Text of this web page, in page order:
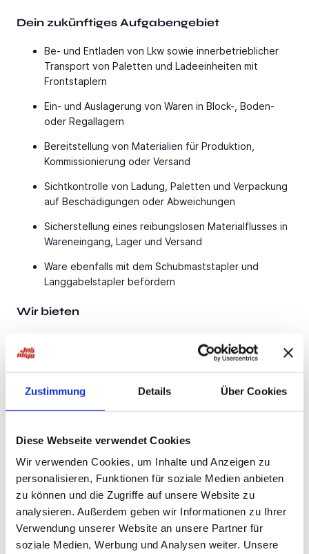
Zustimmung Details Über Cookies
Diese Webseite verwendet Cookies
Wir verwenden Cookies, um Inhalte und Anzeigen zu
personalisieren, Funktionen für soziale Medien anbieten
zu können und die Zugriffe auf unsere Website zu
analysieren. Außerdem geben wir Informationen zu Ihrer
Verwendung unserer Website an unsere Partner für
soziale Medien, Werbung und Analysen weiter. Unsere
Dein zukünftiges Aufgabengebiet
Be- und Entladen von Lkw sowie innerbetrieblicher
Transport von Paletten und Ladeeinheiten mit
Frontstaplern
Ein- und Auslagerung von Waren in Block-, Boden-
oder Regallagern
Bereitstellung von Materialien für Produktion,
Kommissionierung oder Versand
Sichtkontrolle von Ladung, Paletten und Verpackung
auf Beschädigungen oder Abweichungen
Sicherstellung eines reibungslosen Materialflusses in
Wareneingang, Lager und Versand
Ware ebenfalls mit dem Schubmaststapler und
Langgabelstapler befördern
Wir bieten
Unbefristeter Arbeitsvertrag bei PSH
Bis zu 30 Tage Urlaub pro Jahr
Möglichkeit einer wöchentlichen Abschlagszahlung
Übertarifliche Bezahlung, Urlaubs- & Weihnachtsgeld
Weiterbildungen auf Kosten des Arbeitgebers
Übernahmemöglichkeit beim Kundenbetrieb
Persönliche Betreuung durch dein PSH-Team vor Ort
Teamgeist & gelebte Loyalität im täglichen